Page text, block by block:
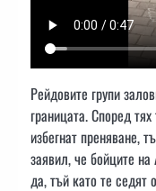
Рейдовите групи
границата. Според
избегнат преняване,
заявил, че бойците
да, тъй като те седят